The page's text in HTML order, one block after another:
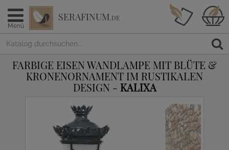
Menü
SERAFINUM.DE
FARBIGE EISEN WANDLAMPE MIT BLÜTE &
KRONENORNAMENT IM RUSTIKALEN
DESIGN - KALIXA